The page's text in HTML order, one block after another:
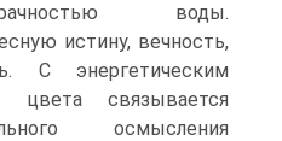
воды.
истину, веч­ность,
С энергетическим
цвета связыва­ется
осмысления